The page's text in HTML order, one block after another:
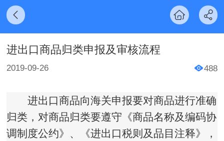
进出口商品归类申报及审核流程
2019-09-26 488
进出口商品向海关申报要对商品进行准确
归类，对商品归类要遵守《商品名称及编码协
调制度公约》、《进出口税则及品目注释》，